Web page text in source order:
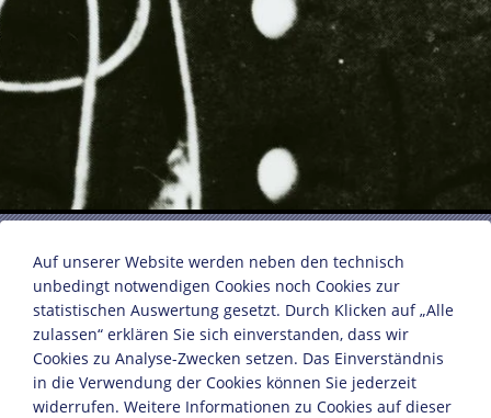
Handsigniertes Foto von Ernst Jünger in Uniform
Deutsches Reich, um 1925. Unterschrift:
Deutschland, um 1990
12,9 x 8,7 cm
Auf unserer Website werden neben den technisch
unbedingt notwendigen Cookies noch Cookies zur
statistischen Auswertung gesetzt. Durch Klicken auf „Alle
zulassen“ erklären Sie sich einverstanden, dass wir
Cookies zu Analyse-Zwecken setzen. Das Einverständnis
in die Verwendung der Cookies können Sie jederzeit
widerrufen. Weitere Informationen zu Cookies auf dieser